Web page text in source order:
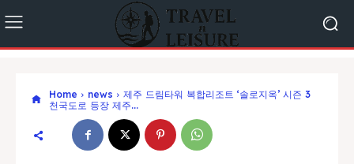
Home news
제주 드림타워 복합리조트 ‘솔로지옥’ 시즌 3
천국도로 등장 제주...